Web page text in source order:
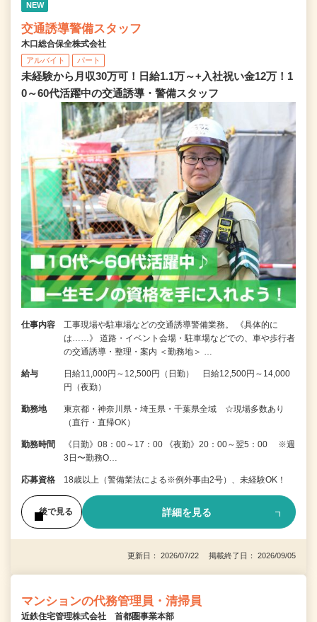
NEW
交通誘導警備スタッフ
木口総合保全株式会社
アルバイト パート
未経験から月収30万可！日給1.1万～+入社祝い金12万！1
0～60代活躍中の交通誘導・警備スタッフ
仕事内容
工事現場や駐車場などの交通誘導警備業務。 《具体的に
は……》 道路・イベント会場・駐車場などでの、車や歩行者
の交通誘導・整理・案内 ＜勤務地＞ …
給与
日給11,000円～12,500円（日勤） 日給12,500円～14,000
円（夜勤）
勤務地
東京都・神奈川県・埼玉県・千葉県全域 ☆現場多数あり
（直行・直帰OK）
勤務時間
《日勤》08：00～17：00 《夜勤》20：00～翌5：00 ※週
3日〜勤務O…
応募資格 18歳以上（警備業法による※例外事由2号）、未経験OK！
後で見る 詳細を見る
更新日： 2026/07/22 掲載終了日： 2026/09/05
マンションの代務管理員・清掃員
近鉄住宅管理株式会社 首都圏事業本部